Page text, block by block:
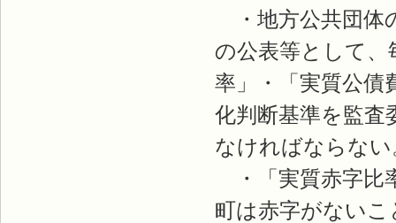
・地方公共団体
の公表等として、
率」・「実質公債
化判断基準を監査
なければならない
・「実質赤字比
町は赤字がない